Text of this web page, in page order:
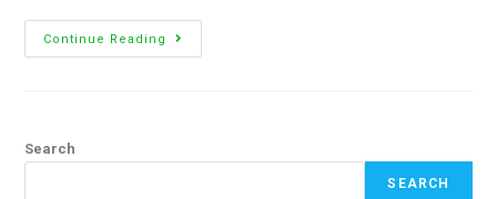
Continue Reading
Search
SEARCH